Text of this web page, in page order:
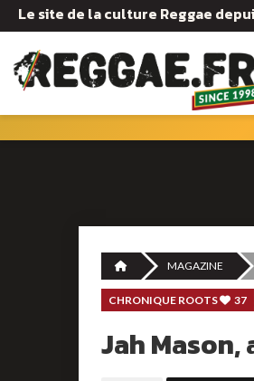
Le site de la culture Reggae
MAGAZINE
CHRONIQUE ROOTS 37
Jah